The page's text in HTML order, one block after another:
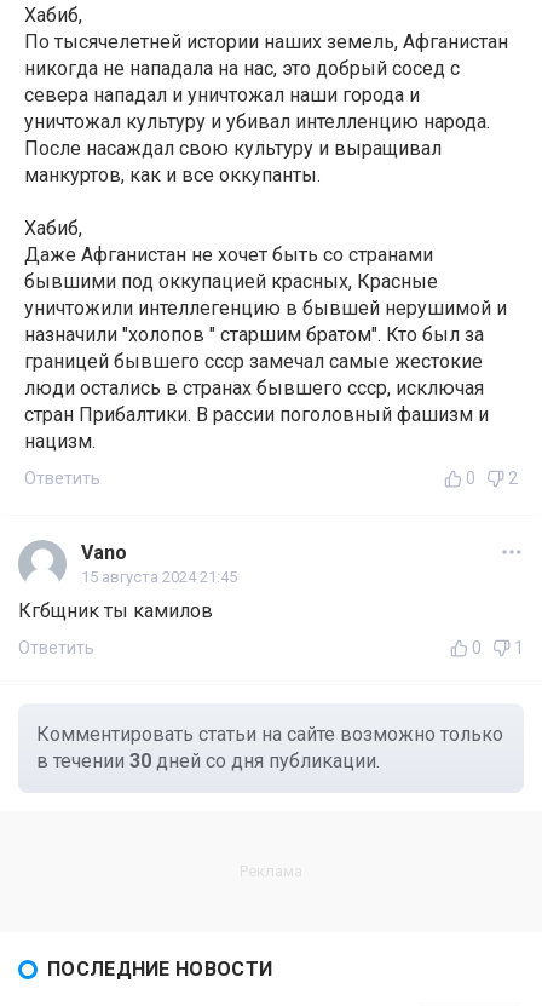
Хабиб,
По тысячелетней истории наших земель, Афганистан
никогда не нападала на нас, это добрый сосед с
севера нападал и уничтожал наши города и
уничтожал культуру и убивал интелленцию народа.
После насаждал свою культуру и выращивал
манкуртов, как и все оккупанты.
Хабиб,
Даже Афганистан не хочет быть со странами
бывшими под оккупацией красных, Красные
уничтожили интеллегенцию в бывшей нерушимой и
назначили "холопов " старшим братом". Кто был за
границей бывшего ссср замечал самые жестокие
люди остались в странах бывшего ссср, исключая
стран Прибалтики. В рассии поголовный фашизм и
нацизм.
Ответить 0 2
Vano
15 августа 2024 21:45
Кгбщник ты камилов
Ответить 0 1
Комментировать статьи на сайте возможно только
в течении 30 дней со дня публикации.
ПОСЛЕДНИЕ НОВОСТИ